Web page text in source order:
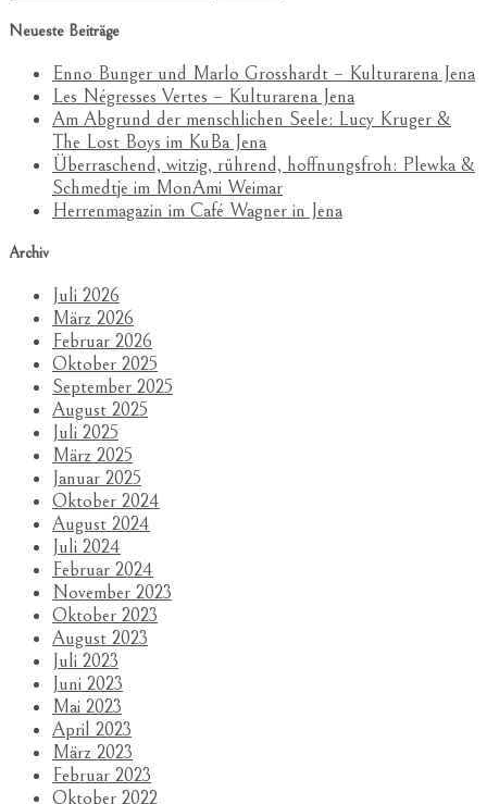
Neueste Beiträge
Enno Bunger und Marlo Grosshardt – Kulturarena Jena
Les Négresses Vertes – Kulturarena Jena
Am Abgrund der menschlichen Seele: Lucy Kruger &
The Lost Boys im KuBa Jena
Überraschend, witzig, rührend, hoffnungsfroh: Plewka &
Schmedtje im MonAmi Weimar
Herrenmagazin im Café Wagner in Jena
Archiv
Juli 2026
März 2026
Februar 2026
Oktober 2025
September 2025
August 2025
Juli 2025
März 2025
Januar 2025
Oktober 2024
August 2024
Juli 2024
Februar 2024
November 2023
Oktober 2023
August 2023
Juli 2023
Juni 2023
Mai 2023
April 2023
März 2023
Februar 2023
Oktober 2022